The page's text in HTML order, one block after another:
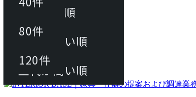
動画マニュアル
FAQ
カート
80件
120件
おすすめ順
上代が安い順
上代が高い順
80件
120件